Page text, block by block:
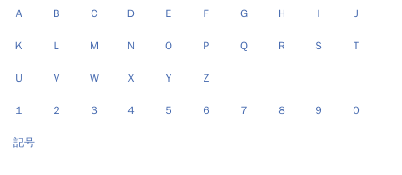
Ａ Ｂ Ｃ Ｄ Ｅ Ｆ Ｇ Ｈ Ｉ Ｊ
Ｋ Ｌ Ｍ Ｎ Ｏ Ｐ Ｑ Ｒ Ｓ Ｔ
Ｕ Ｖ Ｗ Ｘ Ｙ Ｚ
１ ２ ３ ４ ５ ６ ７ ８ ９ ０
記号